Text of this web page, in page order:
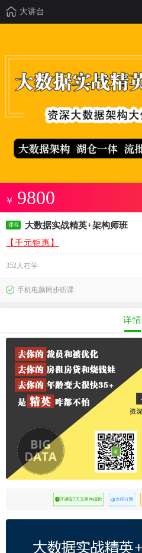
大讲台
￥ 9800
课程 大数据实战精英+架构师班
【千元钜惠】
352人在学
手机电脑同步听课
详情